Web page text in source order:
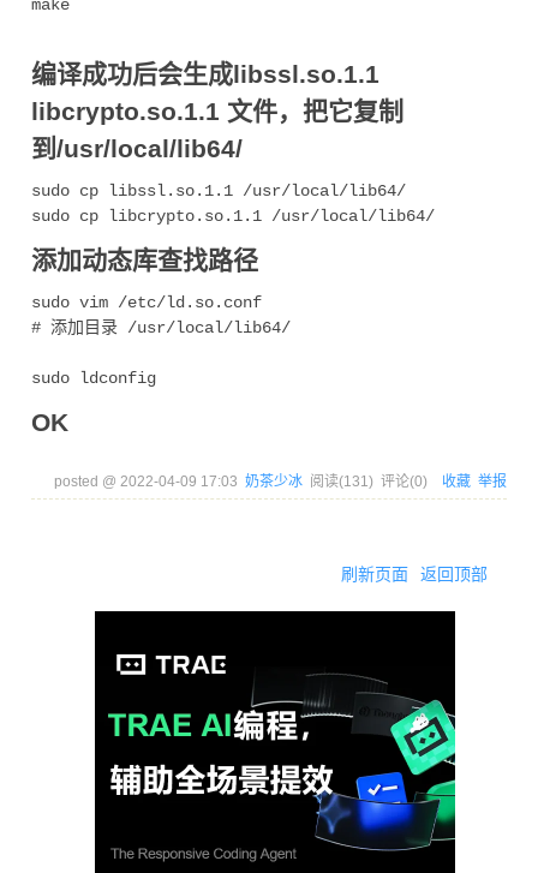
make
编译成功后会生成libssl.so.1.1
libcrypto.so.1.1 文件，把它复制
到/usr/local/lib64/
sudo cp libssl.so.1.1 /usr/local/lib64/
添加动态库查找路径
sudo vim /etc/ld.so.conf
# 添加目录 /usr/local/lib64/
OK
posted @ 2022-04-09 17:03 奶茶少冰 阅读(131) 评论(0) 收藏 举报
刷新页面 返回顶部